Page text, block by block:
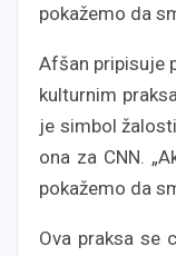
pokažemo da
Afšan pripisuje
kulturnim
je simbol
ona za CNN.
pokažemo da
Ova praksa se